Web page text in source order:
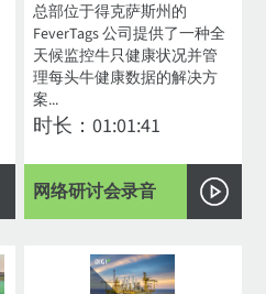
总部位于得克萨斯州的
FeverTags 公司提供了一种全
天候监控牛只健康状况并管
理每头牛健康数据的解决方
案...
时长：01:01:41
网络研讨会录音